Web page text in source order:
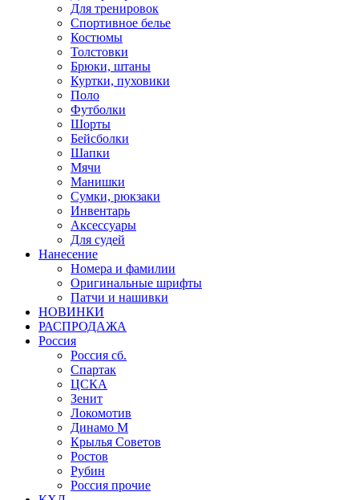
Для тренировок
Спортивное белье
Костюмы
Толстовки
Брюки, штаны
Куртки, пуховики
Поло
Футболки
Шорты
Бейсболки
Шапки
Мячи
Манишки
Сумки, рюкзаки
Инвентарь
Аксессуары
Для судей
Нанесение
Номера и фамилии
Оригинальные шрифты
Патчи и нашивки
НОВИНКИ
РАСПРОДАЖА
Россия
Россия сб.
Спартак
ЦСКА
Зенит
Локомотив
Динамо М
Крылья Советов
Ростов
Рубин
Россия прочие